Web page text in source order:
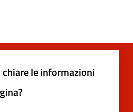
le informazioni